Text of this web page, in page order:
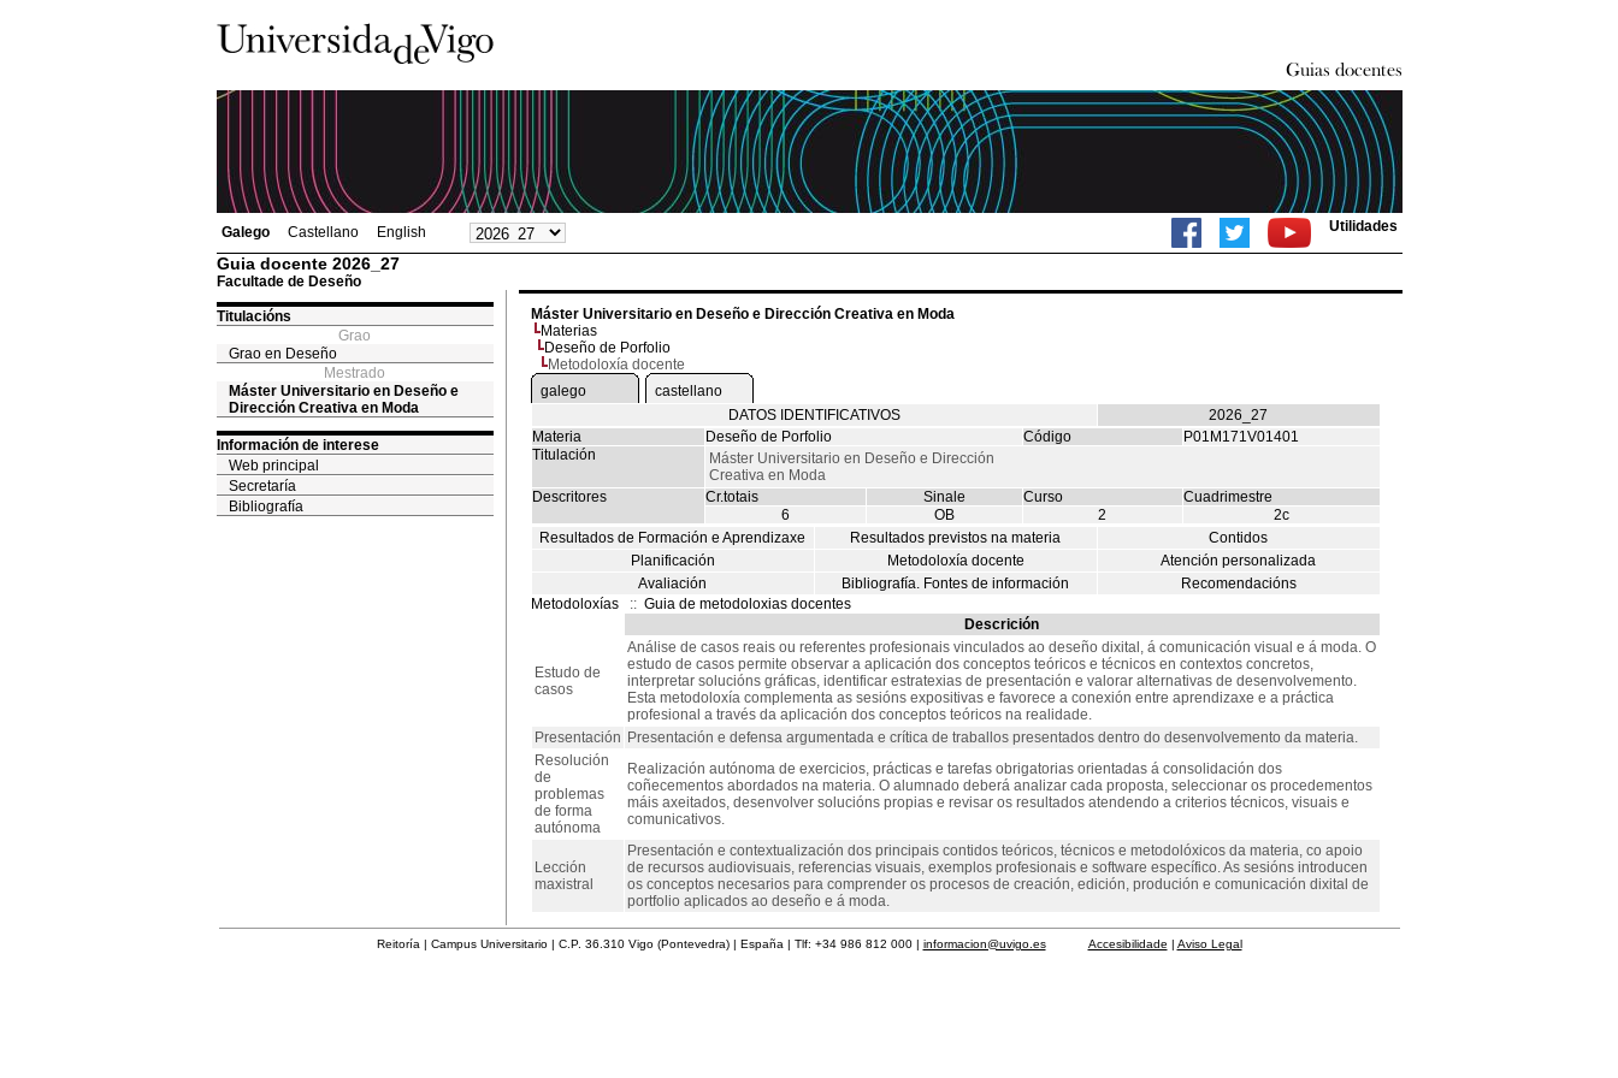
Galego Castellano English Utilidades
Guia docente 2026_27
Facultade de Deseño
Titulacións
Grao
Grao en Deseño
Mestrado
Máster Universitario en Deseño e
Dirección Creativa en Moda
Información de interese
Web principal
Secretaría
Bibliografía
Máster Universitario en Deseño e Dirección Creativa en Moda
Materias
Deseño de Porfolio
Metodoloxía docente
galego
castellano
DATOS IDENTIFICATIVOS
2026_27
Materia
Deseño de Porfolio Código
P01M171V01401
Titulación
Máster Universitario en Deseño e Dirección
Creativa en Moda
Descritores
Cr.totais Sinale Curso
Cuadrimestre
6
OB 2
2c
Resultados de Formación e Aprendizaxe
Resultados previstos na materia
Contidos
Planificación
Metodoloxía docente
Atención personalizada
Avaliación
Bibliografía. Fontes de información
Recomendacións
Metodoloxías
:: Guia de metodoloxias docentes
Descrición
Estudo de
casos
Análise de casos reais ou referentes profesionais vinculados ao deseño dixital, á comunicación visual e á moda. O
estudo de casos permite observar a aplicación dos conceptos teóricos e técnicos en contextos concretos,
interpretar solucións gráficas, identificar estratexias de presentación e valorar alternativas de desenvolvemento.
Esta metodoloxía complementa as sesións expositivas e favorece a conexión entre aprendizaxe e a práctica
profesional a través da aplicación dos conceptos teóricos na realidade.
Presentación Presentación e defensa argumentada e crítica de traballos presentados dentro do desenvolvemento da materia.
Resolución
de
problemas
de forma
autónoma
Realización autónoma de exercicios, prácticas e tarefas obrigatorias orientadas á consolidación dos
coñecementos abordados na materia. O alumnado deberá analizar cada proposta, seleccionar os procedementos
máis axeitados, desenvolver solucións propias e revisar os resultados atendendo a criterios técnicos, visuais e
comunicativos.
Lección
maxistral
Presentación e contextualización dos principais contidos teóricos, técnicos e metodolóxicos da materia, co apoio
de recursos audiovisuais, referencias visuais, exemplos profesionais e software específico. As sesións introducen
os conceptos necesarios para comprender os procesos de creación, edición, produción e comunicación dixital de
portfolio aplicados ao deseño e á moda.
Reitoría | Campus Universitario | C.P. 36.310 Vigo (Pontevedra) | España | Tlf: +34 986 812 000 | informacion@uvigo.es Accesibilidade | Aviso Legal